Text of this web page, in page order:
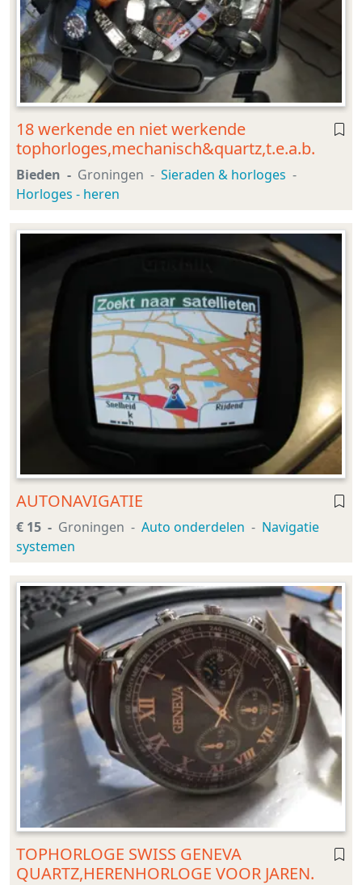
18 werkende en niet werkende
tophorloges,mechanisch&quartz,t.e.a.b.
Bieden Groningen
Sieraden & horloges
Horloges - heren
AUTONAVIGATIE
€ 15 Groningen Auto onderdelen
Navigatie
systemen
TOPHORLOGE SWISS GENEVA
QUARTZ,HERENHORLOGE VOOR JAREN.